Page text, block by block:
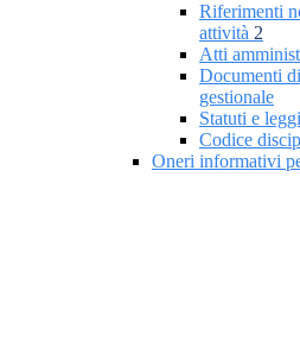
Riferimenti
attività 2
Atti
Documenti
gestionale
Statuti e
Codice
Oneri informativi